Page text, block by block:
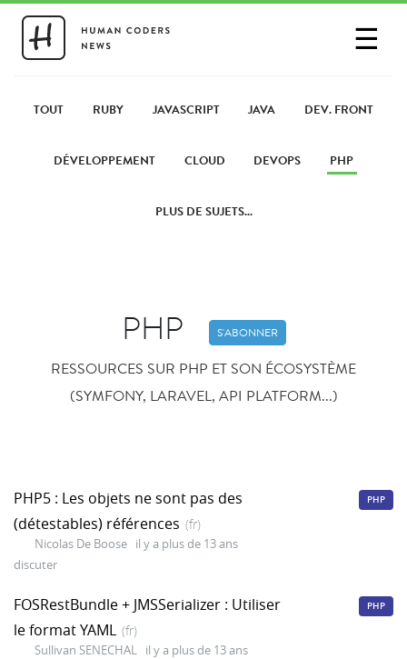
☰
PARTAGER UN LIEN
TOUT RUBY JAVASCRIPT JAVA DEV. FRONT
DÉVELOPPEMENT CLOUD DEVOPS PHP
PLUS DE SUJETS...
PHP S'ABONNER
RESSOURCES SUR PHP ET SON ÉCOSYSTÈME
(SYMFONY, LARAVEL, API PLATFORM...)
PHP5 : Les objets ne sont pas des
(détestables) références (fr)
Nicolas De Boose il y a plus de 13 ans
discuter
PHP
FOSRestBundle + JMSSerializer : Utiliser
le format YAML (fr)
Sullivan SENECHAL il y a plus de 13 ans
PHP